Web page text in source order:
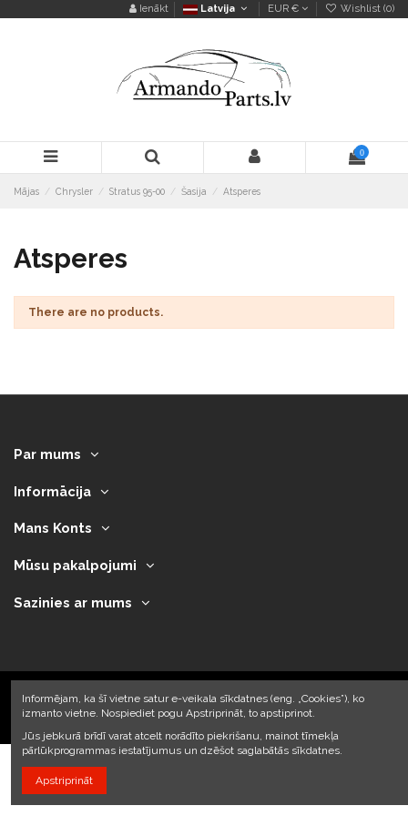
Ienākt Latvija EUR € Wishlist (0)
0
Mājas Chrysler Stratus 95-00 Šasija Atsperes
Atsperes
There are no products.
Par mums
Informācija
Mans Konts
Mūsu pakalpojumi
Sazinies ar mums
2023 © Armando Auto SIA
Informējam, ka šī vietne satur e-veikala sīkdatnes (eng. „Cookies”), ko
izmanto vietne. Nospiediet pogu Apstriprināt, to apstiprinot.
Jūs jebkurā brīdī varat atcelt norādīto piekrišanu, mainot tīmekļa
pārlūkprogrammas iestatījumus un dzēšot saglabātās sīkdatnes.
Apstriprināt